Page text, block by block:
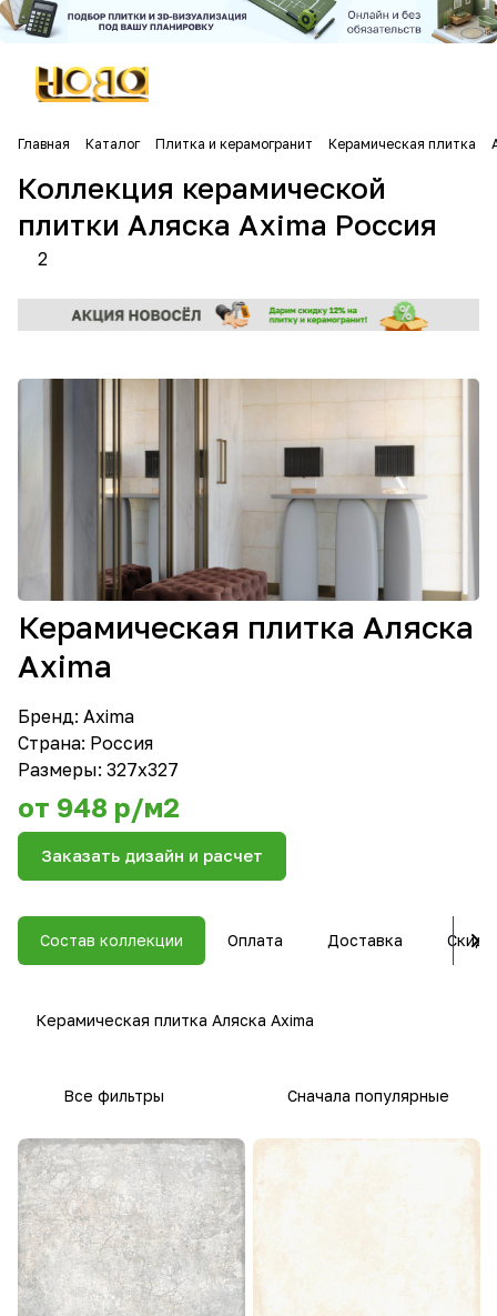
Главная Каталог Плитка и керамогранит Керамическая плитка
Коллекция керамической
плитки Аляска Axima Россия
2
Керамическая плитка Аляска
Axima
Бренд: Axima
Страна: Россия
Размеры: 327x327
от 948 р/м2
Заказать дизайн и расчет
Состав коллекции Оплата Доставка
Керамическая плитка Аляска Axima
Все фильтры Сначала популярные